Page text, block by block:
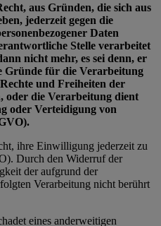
aus Gründen, die sich aus
jederzeit gegen die
Daten
Stelle verarbeitet
nicht mehr, es sei denn, er
Gründe für die Verarbeitung
und Freiheiten der
oder die Verarbeitung dient
oder Verteidigung von
ihre Einwilligung jederzeit zu
Durch den Widerruf der
der aufgrund der
Verarbeitung nicht berührt
eines anderweitigen